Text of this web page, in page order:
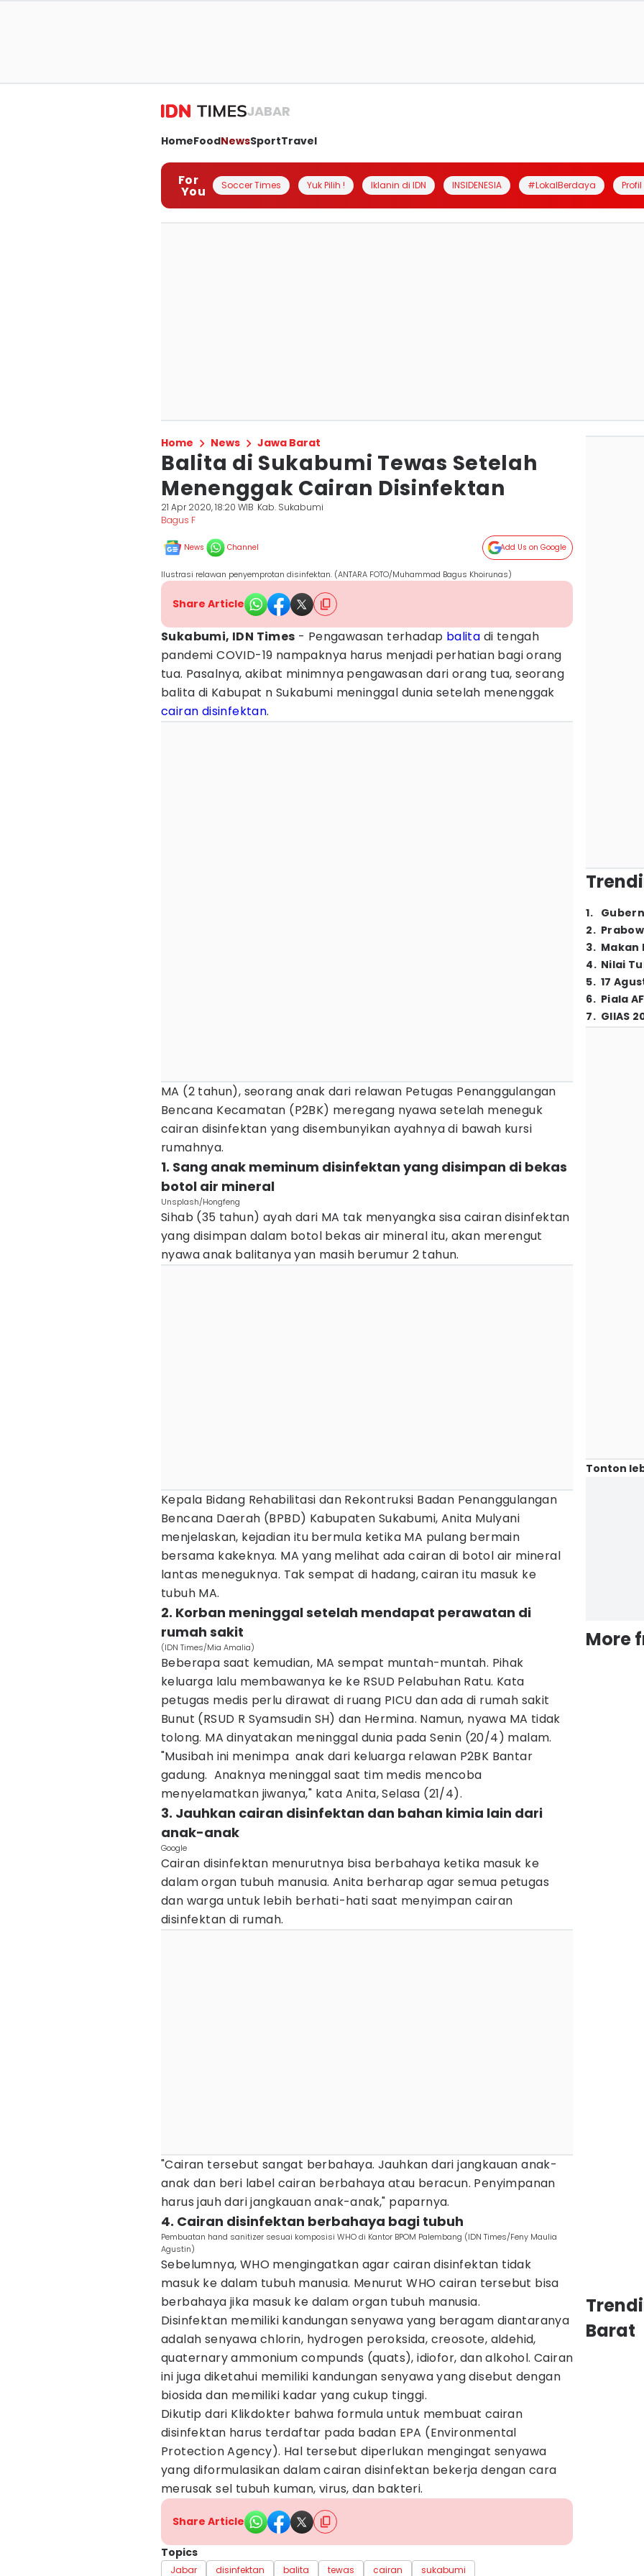
JABAR
HomeFoodNewsSportTravel
For
You Soccer Times Yuk Pilih ! Iklanin di IDN INSIDENESIA #LokalBerdaya
Home News Jawa Barat
Balita di Sukabumi Tewas Setelah
Menenggak Cairan Disinfektan
21 Apr 2020, 18:20 WIB Kab. Sukabumi
Bagus F
News Channel Add Us on Google
Ilustrasi relawan penyemprotan disinfektan. (ANTARA FOTO/Muhammad Bagus Khoirunas)
Share Article
Sukabumi, IDN Times - Pengawasan terhadap balita di tengah
pandemi COVID-19 nampaknya harus menjadi perhatian bagi orang
tua. Pasalnya, akibat minimnya pengawasan dari orang tua, seorang
balita di Kabupat n Sukabumi meninggal dunia setelah menenggak
cairan disinfektan.
MA (2 tahun), seorang anak dari relawan Petugas Penanggulangan
Bencana Kecamatan (P2BK) meregang nyawa setelah meneguk
cairan disinfektan yang disembunyikan ayahnya di bawah kursi
rumahnya.
1. Sang anak meminum disinfektan yang disimpan di bekas
botol air mineral
Unsplash/Hongfeng
Sihab (35 tahun) ayah dari MA tak menyangka sisa cairan disinfektan
yang disimpan dalam botol bekas air mineral itu, akan merengut
nyawa anak balitanya yan masih berumur 2 tahun.
Kepala Bidang Rehabilitasi dan Rekontruksi Badan Penanggulangan
Bencana Daerah (BPBD) Kabupaten Sukabumi, Anita Mulyani
menjelaskan, kejadian itu bermula ketika MA pulang bermain
bersama kakeknya. MA yang melihat ada cairan di botol air mineral
lantas meneguknya. Tak sempat di hadang, cairan itu masuk ke
tubuh MA.
2. Korban meninggal setelah mendapat perawatan di
rumah sakit
(IDN Times/Mia Amalia)
Beberapa saat kemudian, MA sempat muntah-muntah. Pihak
keluarga lalu membawanya ke ke RSUD Pelabuhan Ratu. Kata
petugas medis perlu dirawat di ruang PICU dan ada di rumah sakit
Bunut (RSUD R Syamsudin SH) dan Hermina. Namun, nyawa MA tidak
tolong. MA dinyatakan meninggal dunia pada Senin (20/4) malam.
"Musibah ini menimpa anak dari keluarga relawan P2BK Bantar
gadung. Anaknya meninggal saat tim medis mencoba
menyelamatkan jiwanya," kata Anita, Selasa (21/4).
3. Jauhkan cairan disinfektan dan bahan kimia lain dari
anak-anak
Google
Cairan disinfektan menurutnya bisa berbahaya ketika masuk ke
dalam organ tubuh manusia. Anita berharap agar semua petugas
dan warga untuk lebih berhati-hati saat menyimpan cairan
disinfektan di rumah.
"Cairan tersebut sangat berbahaya. Jauhkan dari jangkauan anak-
anak dan beri label cairan berbahaya atau beracun. Penyimpanan
harus jauh dari jangkauan anak-anak," paparnya.
4. Cairan disinfektan berbahaya bagi tubuh
Pembuatan hand sanitizer sesuai komposisi WHO di Kantor BPOM Palembang (IDN Times/Feny Maulia
Agustin)
Sebelumnya, WHO mengingatkan agar cairan disinfektan tidak
masuk ke dalam tubuh manusia. Menurut WHO cairan tersebut bisa
berbahaya jika masuk ke dalam organ tubuh manusia.
Disinfektan memiliki kandungan senyawa yang beragam diantaranya
adalah senyawa chlorin, hydrogen peroksida, creosote, aldehid,
quaternary ammonium compunds (quats), idiofor, dan alkohol. Cairan
ini juga diketahui memiliki kandungan senyawa yang disebut dengan
biosida dan memiliki kadar yang cukup tinggi.
Dikutip dari Klikdokter bahwa formula untuk membuat cairan
disinfektan harus terdaftar pada badan EPA (Environmental
Protection Agency). Hal tersebut diperlukan mengingat senyawa
yang diformulasikan dalam cairan disinfektan bekerja dengan cara
merusak sel tubuh kuman, virus, dan bakteri.
Share Article
Topics
Jabar disinfektan balita tewas cairan sukabumi
1.
2.
3. Makan
4. Nilai
5. 17
6. Piala
7. GIIAS
Tonton
More
Barat